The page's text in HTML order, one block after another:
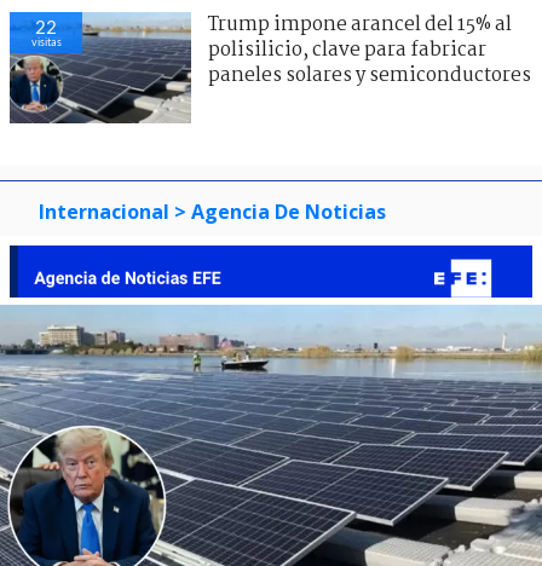
22
visitas
Trump impone arancel del 15% al
polisilicio, clave para fabricar
paneles solares y semiconductores
Internacional > Agencia De Noticias